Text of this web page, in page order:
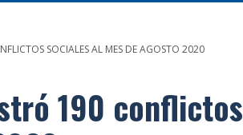
SOCIALES AL MES DE AGOSTO 2020
190 conflictos